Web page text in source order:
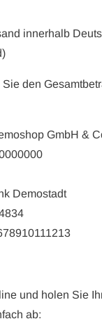
innerhalb
den
GmbH &
Demostadt
und holen Sie
ab: